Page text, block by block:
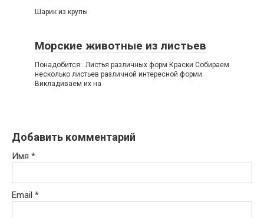
Шарик из крупы
Морские животные из листьев
Понадобится: Листья различных форм Краски Собираем
несколько листьев различной интересной форми.
Викладиваем их на
Добавить комментарий
Имя *
Email *